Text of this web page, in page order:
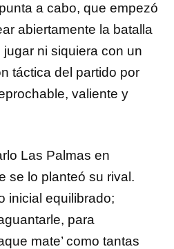
a cabo, que empezó
abiertamente la batalla
ni siquiera con un
táctica del partido por
valiente y
Las Palmas en
se lo planteó su rival.
inicial equilibrado;
para
mate’ como tantas